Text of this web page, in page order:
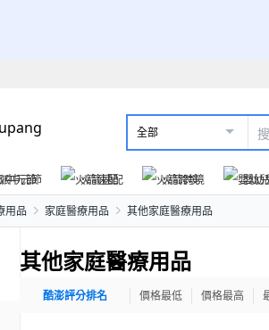
全部
中元節
火箭速配 火箭跨境 嬰幼
用品 家庭醫療用品 其他家庭醫療用品
其他家庭醫療用品
酷澎評分排名 價格最低 價格最高